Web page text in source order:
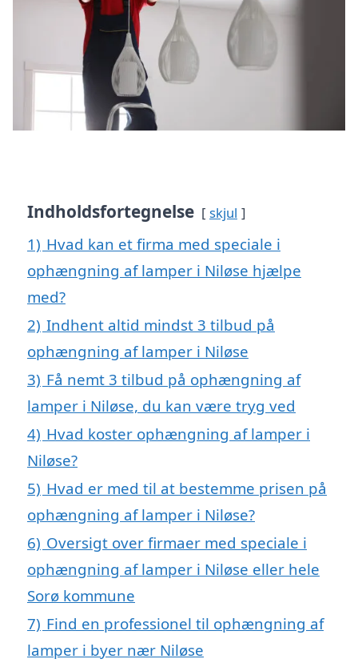
Indholdsfortegnelse skjul
1) Hvad kan et firma med speciale i
ophængning af lamper i Niløse hjælpe
med?
2) Indhent altid mindst 3 tilbud på
ophængning af lamper i Niløse
3) Få nemt 3 tilbud på ophængning af
lamper i Niløse, du kan være tryg ved
4) Hvad koster ophængning af lamper i
Niløse?
5) Hvad er med til at bestemme prisen på
ophængning af lamper i Niløse?
6) Oversigt over firmaer med speciale i
ophængning af lamper i Niløse eller hele
Sorø kommune
7) Find en professionel til ophængning af
lamper i byer nær Niløse